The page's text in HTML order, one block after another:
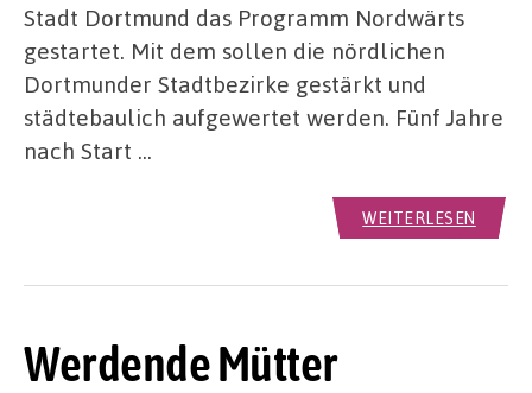
Stadt Dortmund das Programm Nordwärts
gestartet. Mit dem sollen die nördlichen
Dortmunder Stadtbezirke gestärkt und
städtebaulich aufgewertet werden. Fünf Jahre
nach Start …
WEITERLESEN
Werdende Mütter